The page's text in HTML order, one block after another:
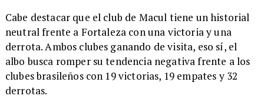
Cabe destacar que el club de Macul tiene un historial
neutral frente a Fortaleza con una victoria y una
derrota. Ambos clubes ganando de visita, eso sí, el
albo busca romper su tendencia negativa frente a los
clubes brasileños con 19 victorias, 19 empates y 32
derrotas.